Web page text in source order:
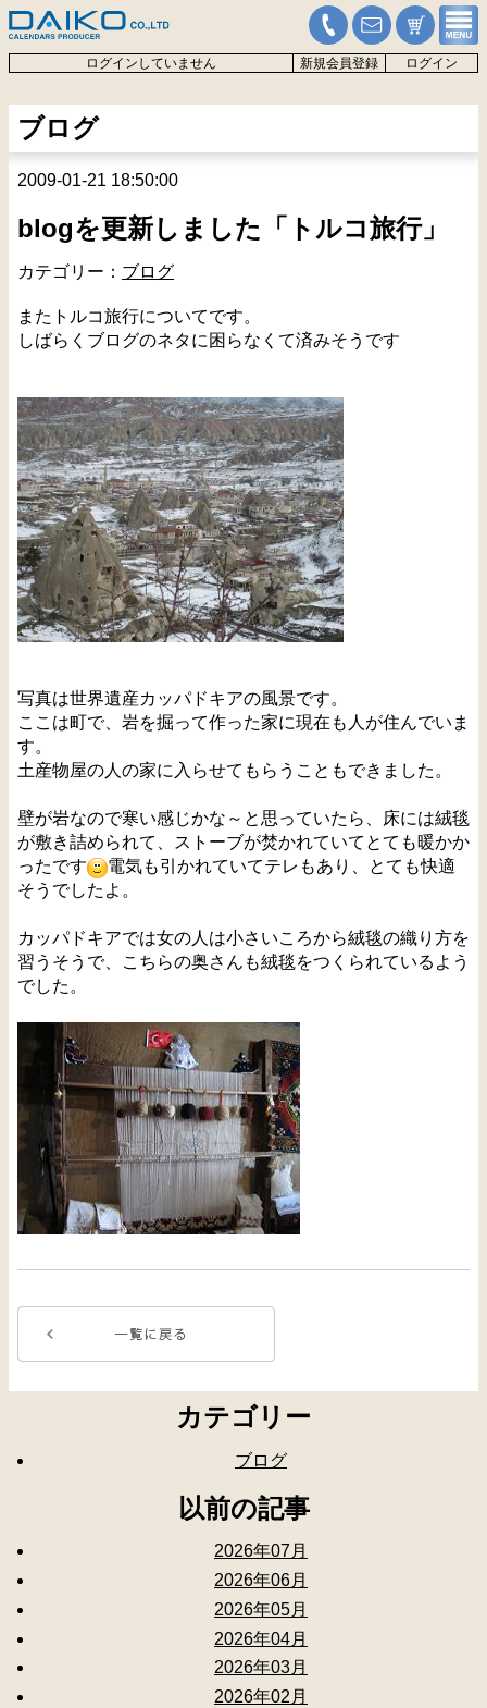
ログインしていません 新規会員登録 ログイン
ブログ
2009-01-21 18:50:00
blogを更新しました「トルコ旅行」
カテゴリー： ブログ
またトルコ旅行についてです。
しばらくブログのネタに困らなくて済みそうです
写真は世界遺産カッパドキアの風景です。
ここは町で、岩を掘って作った家に現在も人が住んでいま
す。
土産物屋の人の家に入らせてもらうこともできました。
壁が岩なので寒い感じかな～と思っていたら、床には絨毯
が敷き詰められて、ストーブが焚かれていてとても暖かか
ったです
電気も引かれていてテレもあり、とても快適
そうでしたよ。
カッパドキアでは女の人は小さいころから絨毯の織り方を
習うそうで、こちらの奥さんも絨毯をつくられているよう
でした。
カテゴリー
ブログ
以前の記事
2026年07月
2026年06月
2026年05月
2026年04月
2026年03月
2026年02月